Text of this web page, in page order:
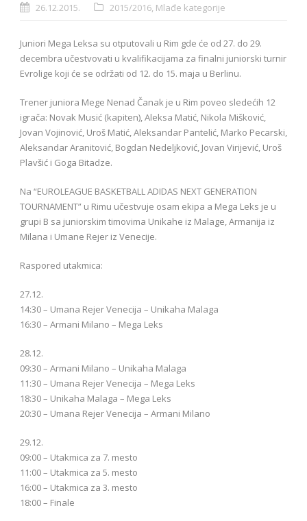
26.12.2015. 2015/2016, Mlađe kategorije
Juniori Mega Leksa su otputovali u Rim gde će od 27. do 29.
decembra učestvovati u kvalifikacijama za finalni juniorski turnir
Evrolige koji će se održati od 12. do 15. maja u Berlinu.
Trener juniora Mege Nenad Čanak je u Rim poveo sledećih 12
igrača: Novak Musić (kapiten), Aleksa Matić, Nikola Mišković,
Jovan Vojinović, Uroš Matić, Aleksandar Pantelić, Marko Pecarski,
Aleksandar Aranitović, Bogdan Nedeljković, Jovan Virijević, Uroš
Plavšić i Goga Bitadze.
Na “EUROLEAGUE BASKETBALL ADIDAS NEXT GENERATION
TOURNAMENT” u Rimu učestvuje osam ekipa a Mega Leks je u
grupi B sa juniorskim timovima Unikahe iz Malage, Armanija iz
Milana i Umane Rejer iz Venecije.
Raspored utakmica:
27.12.
14:30 – Umana Rejer Venecija – Unikaha Malaga
16:30 – Armani Milano – Mega Leks
28.12.
09:30 – Armani Milano – Unikaha Malaga
11:30 – Umana Rejer Venecija – Mega Leks
18:30 – Unikaha Malaga – Mega Leks
20:30 – Umana Rejer Venecija – Armani Milano
29.12.
09:00 – Utakmica za 7. mesto
11:00 – Utakmica za 5. mesto
16:00 – Utakmica za 3. mesto
18:00 – Finale